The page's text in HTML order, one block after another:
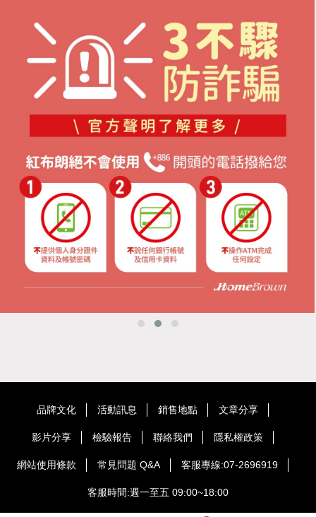
品牌文化 活動訊息 銷售地點 文章分享
影片分享 檢驗報告 聯絡我們 隱私權政策
網站使用條款 常見問題 Q&A 客服專線:07-2696919
客服時間:週一至五 09:00~18:00